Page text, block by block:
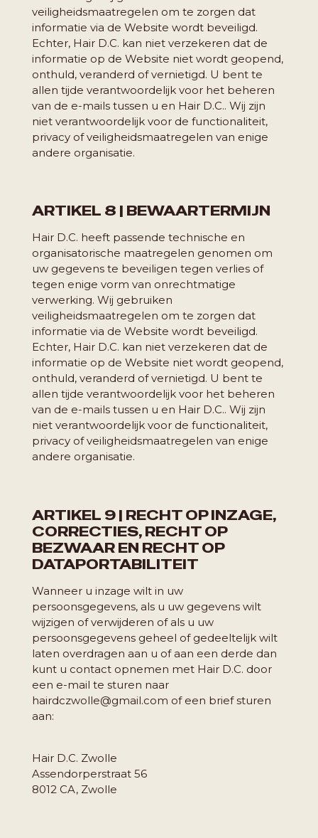
veiligheidsmaatregelen om te zorgen dat
informatie via de Website wordt beveiligd.
Echter, Hair D.C. kan niet verzekeren dat de
informatie op de Website niet wordt geopend,
onthuld, veranderd of vernietigd. U bent te
allen tijde verantwoordelijk voor het beheren
van de e-mails tussen u en Hair D.C.. Wij zijn
niet verantwoordelijk voor de functionaliteit,
privacy of veiligheidsmaatregelen van enige
andere organisatie.
ARTIKEL 8 | BEWAARTERMIJN
Hair D.C. heeft passende technische en
organisatorische maatregelen genomen om
uw gegevens te beveiligen tegen verlies of
tegen enige vorm van onrechtmatige
verwerking. Wij gebruiken
veiligheidsmaatregelen om te zorgen dat
informatie via de Website wordt beveiligd.
Echter, Hair D.C. kan niet verzekeren dat de
informatie op de Website niet wordt geopend,
onthuld, veranderd of vernietigd. U bent te
allen tijde verantwoordelijk voor het beheren
van de e-mails tussen u en Hair D.C.. Wij zijn
niet verantwoordelijk voor de functionaliteit,
privacy of veiligheidsmaatregelen van enige
andere organisatie.
ARTIKEL 9 | RECHT OP INZAGE,
CORRECTIES, RECHT OP
BEZWAAR EN RECHT OP
DATAPORTABILITEIT
Wanneer u inzage wilt in uw
persoonsgegevens, als u uw gegevens wilt
wijzigen of verwijderen of als u uw
persoonsgegevens geheel of gedeeltelijk wilt
laten overdragen aan u of aan een derde dan
kunt u contact opnemen met Hair D.C. door
een e-mail te sturen naar
hairdczwolle@gmail.com of een brief sturen
aan:
Hair D.C. Zwolle
Assendorperstraat 56
8012 CA, Zwolle